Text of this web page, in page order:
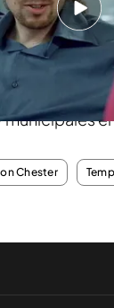
semanas de
Chester